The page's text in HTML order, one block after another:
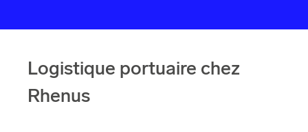
Logistique portuaire chez
Rhenus